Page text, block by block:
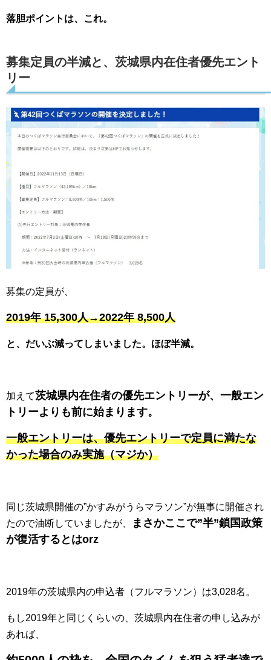
落胆ポイントは、これ。
募集定員の半減と、茨城県内在住者優先エント
リー
募集の定員が、
2019年 15,300人→2022年 8,500人
と、だいぶ減ってしまいました。ほぼ半減。
加えて茨城県内在住者の優先エントリーが、一般エン
トリーよりも前に始まります。
一般エントリーは、優先エントリーで定員に満たな
かった場合のみ実施（マジか）
同じ茨城県開催の”かすみがうらマラソン”が無事に開催され
たので油断していましたが、
まさかここで”半”鎖国政策
が復活するとはorz
2019年の茨城県内の申込者（フルマラソン）は3,028名。
もし2019年と同じくらいの、茨城県内在住者の申し込みが
あれば、